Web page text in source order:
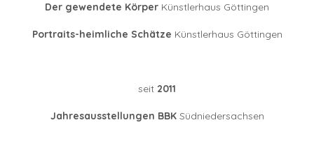
Der gewendete Körper Künstlerhaus Göttingen
Portraits-heimliche Schätze Künstlerhaus Göttingen
seit 2011
Jahresausstellungen BBKSüdniedersachsen